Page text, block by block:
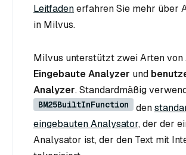
Leitfadenerfahren Sie mehr über
in Milvus.
Milvus unterstützt zwei Arten von
Eingebaute Analyzer und
Analyzer. Standardmäßig
BM25BuiltInFunction den
eingebauten Analysator, der der
Analysator ist, der den Text mit